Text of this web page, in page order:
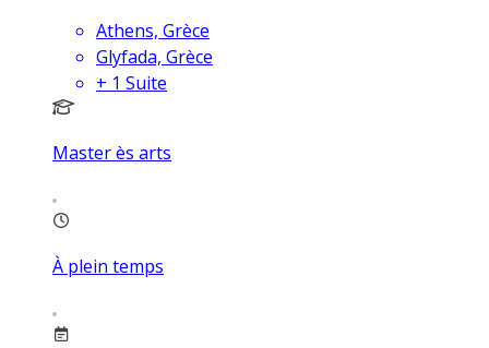
Athens, Grèce
Glyfada, Grèce
+ 1 Suite
Master ès arts
À plein temps